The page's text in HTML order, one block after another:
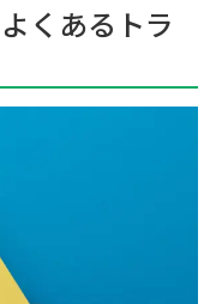
くあるトラ